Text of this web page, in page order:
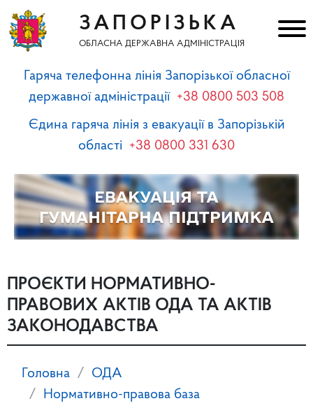
ЗАПОРІЗЬКА
ОБЛАСНА ДЕРЖАВНА АДМІНІСТРАЦІЯ
Гаряча телефонна лінія Запорізької обласної
державної адміністрації +38 0800 503 508
Єдина гаряча лінія з евакуації в Запорізькій
області +38 0800 331 630
ПРОЄКТИ НОРМАТИВНО-
ПРАВОВИХ АКТІВ ОДА ТА АКТІВ
ЗАКОНОДАВСТВА
Головна
ОДА
Нормативно-правова база